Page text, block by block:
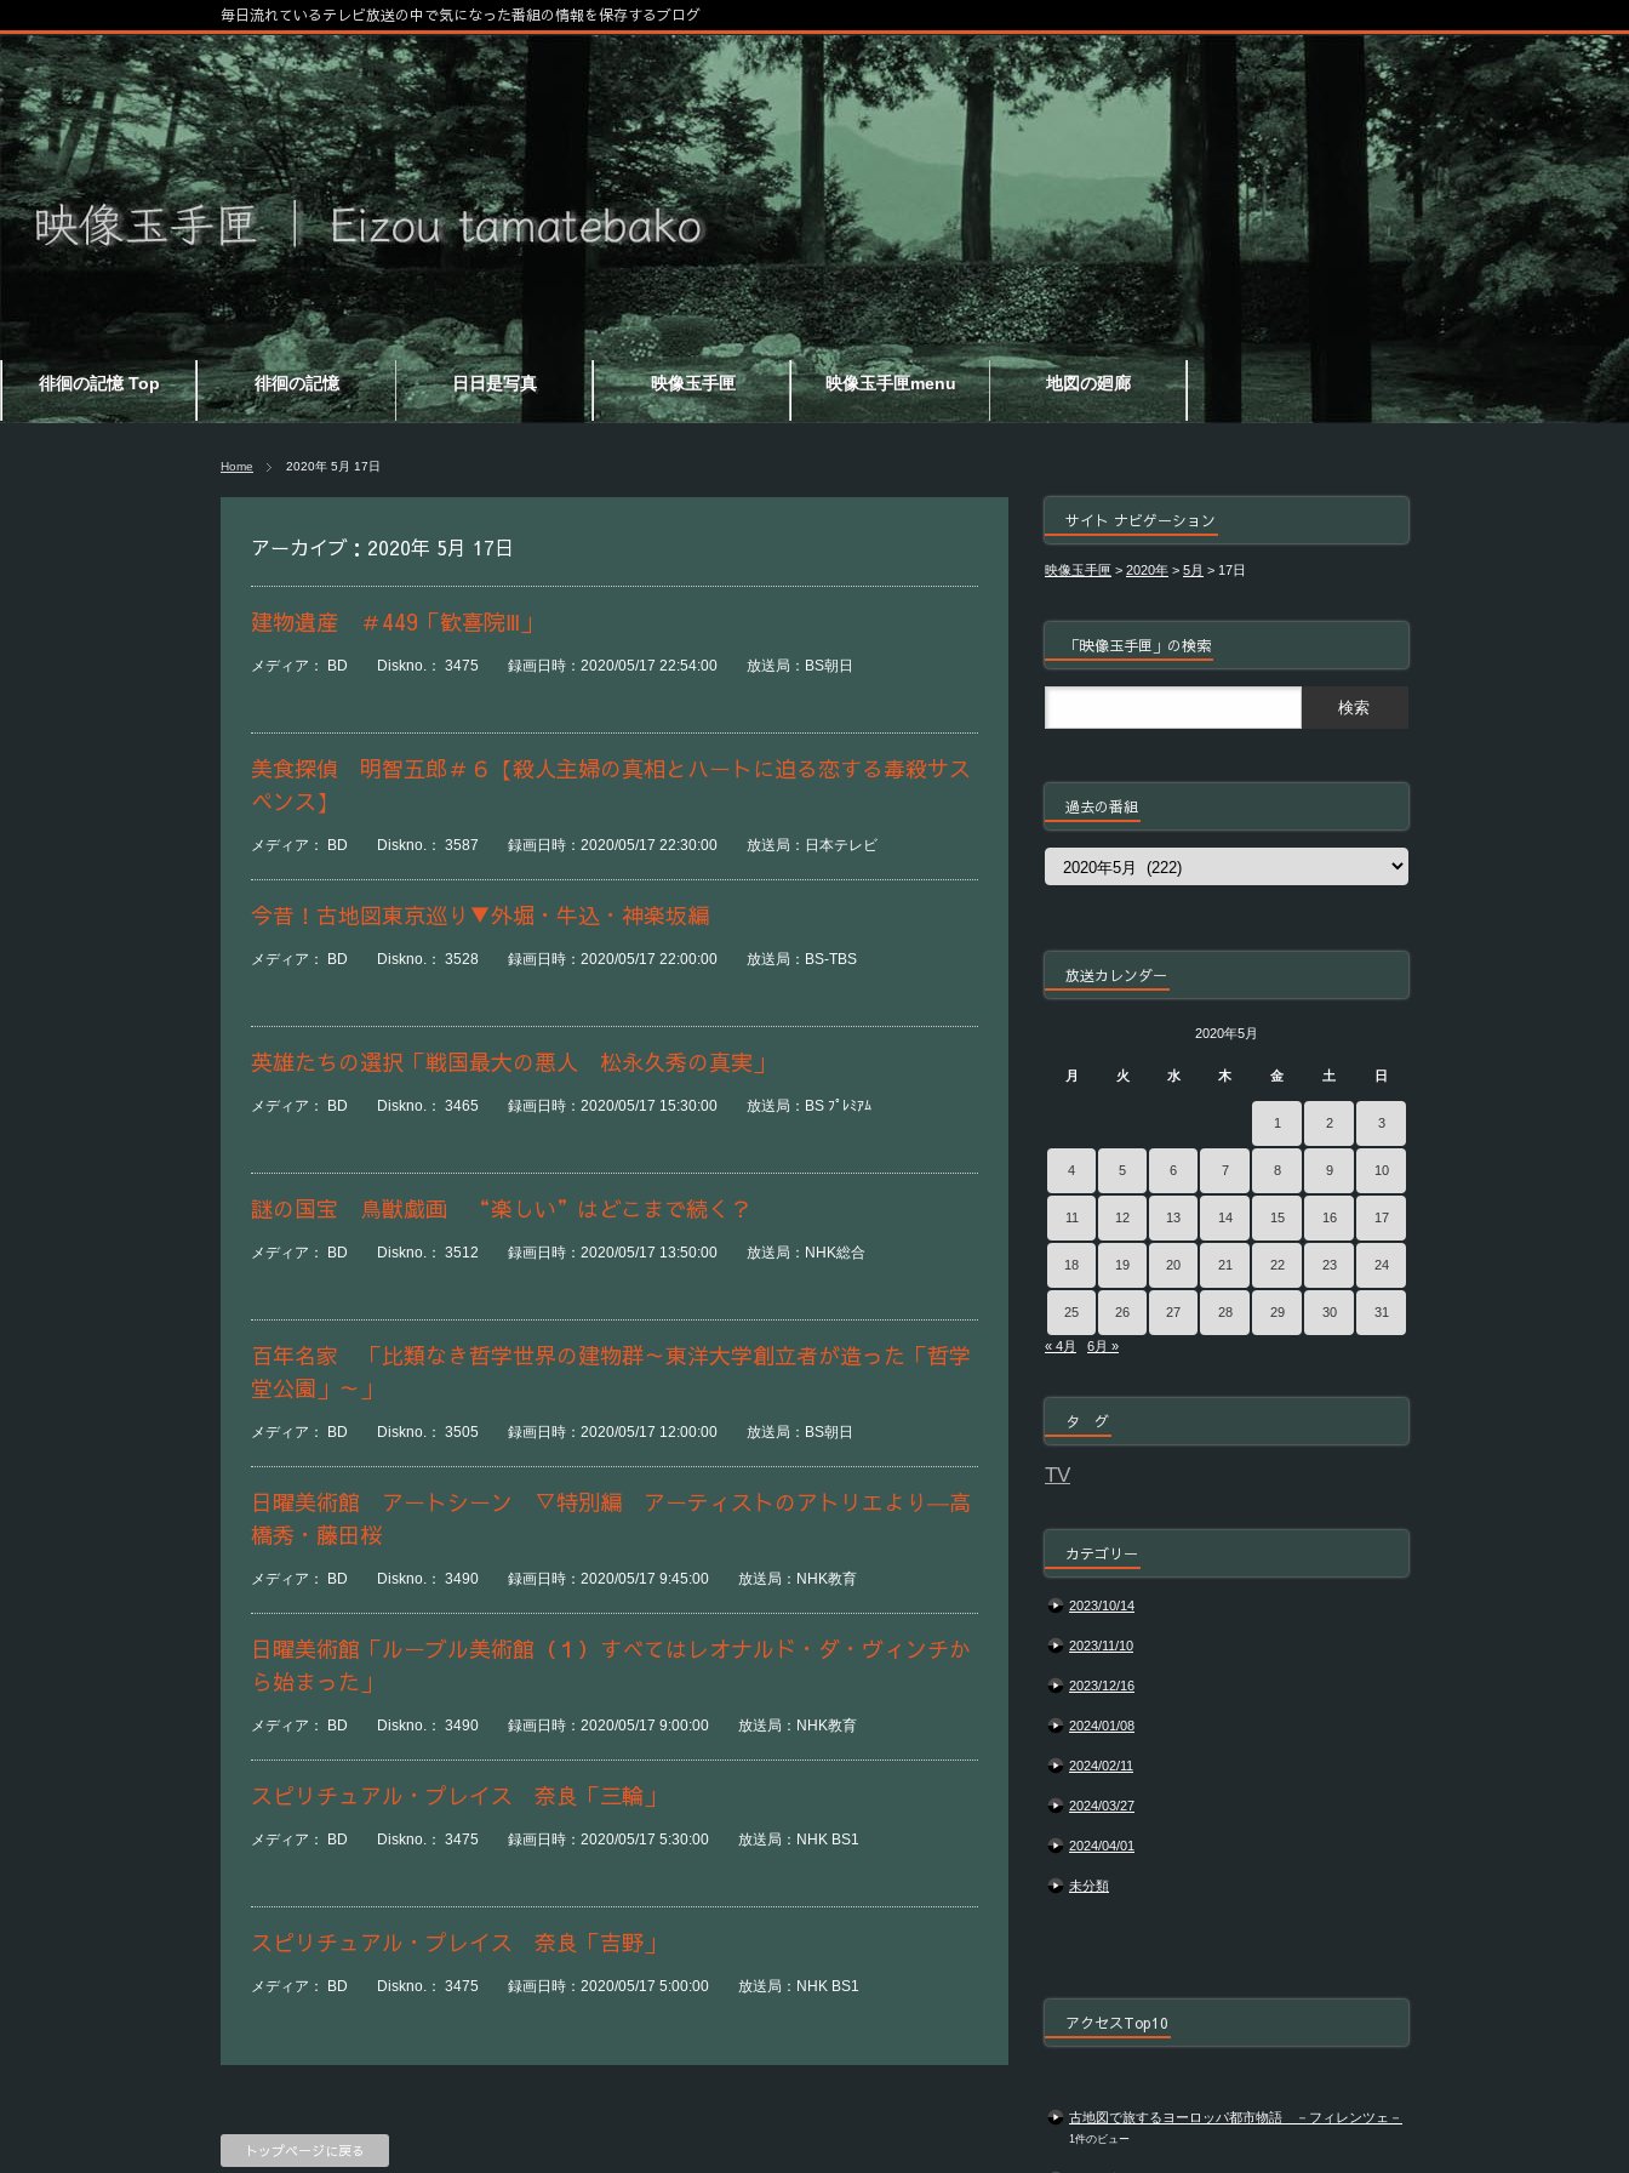
徘徊の記憶 Top 徘徊の記憶 日日是写真 映像玉手匣 映像玉手匣menu 地図の廻廊
毎日流れているテレビ放送の中で気になった番組の情報を保存するブログ
Home 2020年 5月 17日
アーカイブ：2020年 5月 17日
建物遺産 ＃449「歓喜院Ⅲ」
メディア： BD Diskno.： 3475 録画日時：2020/05/17 22:54:00 放送局：BS朝日
美食探偵 明智五郎＃６【殺人主婦の真相とハートに迫る恋する毒殺サス
ペンス】
メディア： BD Diskno.： 3587 録画日時：2020/05/17 22:30:00 放送局：日本テレビ
今昔！古地図東京巡り▼外堀・牛込・神楽坂編
メディア： BD Diskno.： 3528 録画日時：2020/05/17 22:00:00 放送局：BS-TBS
英雄たちの選択「戦国最大の悪人 松永久秀の真実」
メディア： BD Diskno.： 3465 録画日時：2020/05/17 15:30:00 放送局：BS ﾌﾟﾚﾐｱﾑ
謎の国宝 鳥獣戯画 “楽しい”はどこまで続く？
メディア： BD Diskno.： 3512 録画日時：2020/05/17 13:50:00 放送局：NHK総合
百年名家 「比類なき哲学世界の建物群～東洋大学創立者が造った「哲学
堂公園」～」
メディア： BD Diskno.： 3505 録画日時：2020/05/17 12:00:00 放送局：BS朝日
日曜美術館 アートシーン ▽特別編 アーティストのアトリエより―高
橋秀・藤田桜
メディア： BD Diskno.： 3490 録画日時：2020/05/17 9:45:00 放送局：NHK教育
日曜美術館「ルーブル美術館（１）すべてはレオナルド・ダ・ヴィンチか
ら始まった」
メディア： BD Diskno.： 3490 録画日時：2020/05/17 9:00:00 放送局：NHK教育
スピリチュアル・プレイス 奈良「三輪」
メディア： BD Diskno.： 3475 録画日時：2020/05/17 5:30:00 放送局：NHK BS1
スピリチュアル・プレイス 奈良「吉野」
メディア： BD Diskno.： 3475 録画日時：2020/05/17 5:00:00 放送局：NHK BS1
トップページに戻る
サイト ナビゲーション
映像玉手匣 > 2020年 > 5月 > 17日
「映像玉手匣」の検索
過去の番組
過
放送カレンダー
2020年5月
月 火 水 木 金 土 日
1 2 3
4 5 6 7 8 9 10
11 12 13 14 15 16 17
18 19 20 21 22 23 24
25 26 27 28 29 30 31
« 4月 6月 »
タ グ
TV
カテゴリー
2023/10/14
2023/11/10
2023/12/16
2024/01/08
2024/02/11
2024/03/27
2024/04/01
未分類
アクセスTop10
古地図で旅するヨーロッパ都市物語 －フィレンツェ－
1件のビュー